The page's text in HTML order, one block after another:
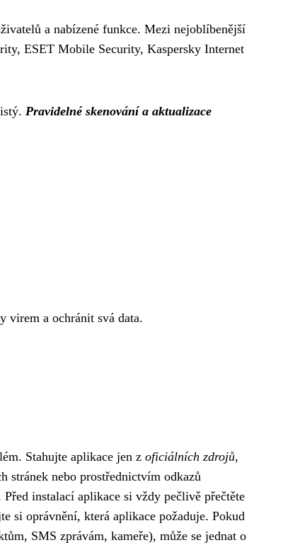
a nabízené funkce. Mezi nejoblíbenější
ESET Mobile Security, Kaspersky Internet
Pravidelné skenování a aktualizace
virem a ochránit svá data.
Stahujte aplikace jen z oficiálních zdrojů,
stránek nebo prostřednictvím odkazů
instalací aplikace si vždy pečlivě přečtěte
si oprávnění, která aplikace požaduje. Pokud
SMS zprávám, kameře), může se jednat o